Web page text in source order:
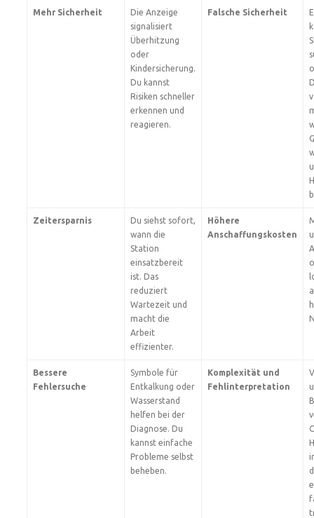
Mehr Sicherheit
Die Anzeige
signalisiert
Überhitzung
oder
Kindersicherung.
Du kannst
Risiken schneller
erkennen und
reagieren.
Falsche Sicherheit
Zeitersparnis
Du siehst sofort,
wann die
Station
einsatzbereit
ist. Das
reduziert
Wartezeit und
macht die
Arbeit
effizienter.
Höhere
Anschaffungskosten
Bessere
Fehlersuche
Symbole für
Entkalkung oder
Wasserstand
helfen bei der
Diagnose. Du
kannst einfache
Probleme selbst
beheben.
Komplexität und
Fehlinterpretation